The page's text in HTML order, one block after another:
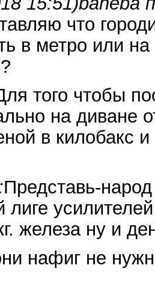
что
в метро или
того чтобы
на диване
в килобакс
Представь-
железа ну и
нафиг не